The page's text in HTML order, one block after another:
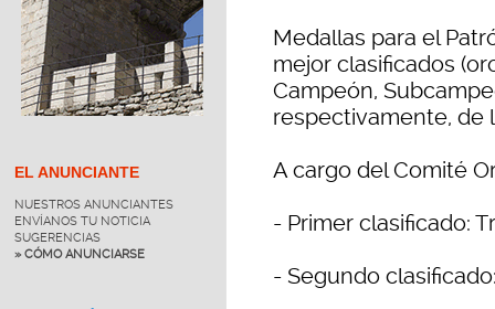
EL ANUNCIANTE
NUESTROS ANUNCIANTES
ENVÍANOS TU NOTICIA
SUGERENCIAS
» CÓMO ANUNCIARSE
Medallas para el
mejor clasificados
Campeón,
respectivamente, de
A cargo del Comité
- Primer clasificado:
- Segundo